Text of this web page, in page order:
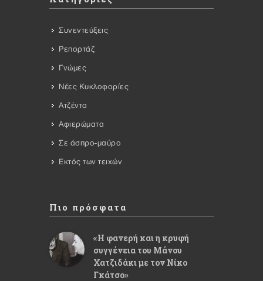
Συνεντεύξεις
Ρεπορτάζ
Γνώμες
Νέες Κυκλοφορίες
Ατζέντα
Αφιερώματα
Σε άσπρο-μαύρο
Εκτός των τειχών
Πιο πρόσφατα
«Η φανερή και η κρυφή
συγγένεια του Μάνου
Χατζιδάκι με τον Νίκο
Γκάτσο»